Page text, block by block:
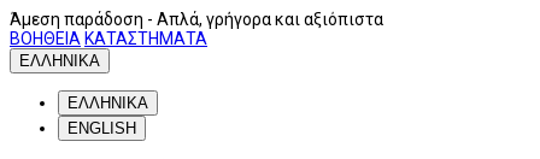
Άμεση παράδοση - Απλά, γρήγορα και αξιόπιστα
ΒΟΗΘΕΙΑ ΚΑΤΑΣΤΗΜΑΤΑ
ΕΛΛΗΝΙΚΑ
ΕΛΛΗΝΙΚΑ
ENGLISH